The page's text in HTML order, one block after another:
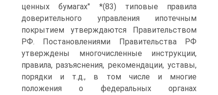
ценных бумагах" *(83) типовые правила
доверительного управления ипотечным
покрытием утверждаются Правительством
РФ. Постановлениями Правительства РФ
утверждены многочисленные инструкции,
правила, разъяснения, рекомендации, уставы,
порядки и т.д., в том числе и многие
положения о федеральных органах